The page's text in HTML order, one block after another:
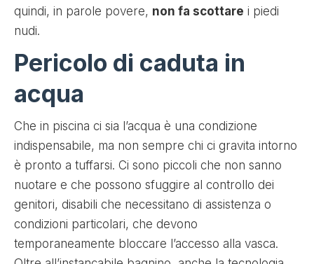
quindi, in parole povere, non fa scottare i piedi
nudi.
Pericolo di caduta in
acqua
Che in piscina ci sia l’acqua è una condizione
indispensabile, ma non sempre chi ci gravita intorno
è pronto a tuffarsi. Ci sono piccoli che non sanno
nuotare e che possono sfuggire al controllo dei
genitori, disabili che necessitano di assistenza o
condizioni particolari, che devono
temporaneamente bloccare l’accesso alla vasca.